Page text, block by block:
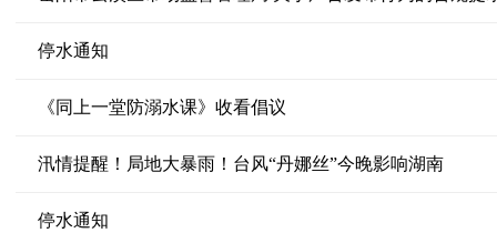
停水通知
《同上一堂防溺水课》收看倡议
汛情提醒！局地大暴雨！台风“丹娜丝”今晚影响湖南
停水通知